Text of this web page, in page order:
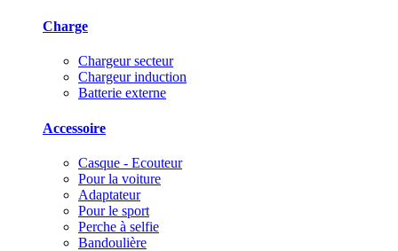
Charge
Chargeur secteur
Chargeur induction
Batterie externe
Accessoire
Casque - Ecouteur
Pour la voiture
Adaptateur
Pour le sport
Perche à selfie
Bandoulière